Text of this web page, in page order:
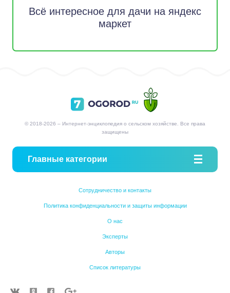
Всё интересное для дачи на яндекс
маркет
© 2018-2026 – Интернет-энциклопедия о сельском хозяйстве. Все права
защищены
Главные категории
Сотрудничество и контакты
Политика конфиденциальности и защиты информации
О нас
Эксперты
Авторы
Список литературы